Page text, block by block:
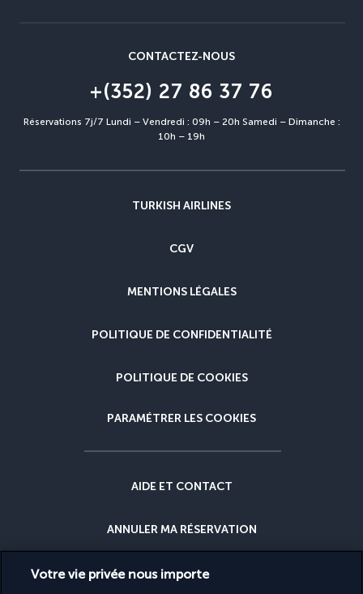
CONTACTEZ-NOUS
+(352) 27 86 37 76
Réservations 7j/7 Lundi – Vendredi : 09h – 20h Samedi – Dimanche :
10h – 19h
TURKISH AIRLINES
CGV
MENTIONS LÉGALES
POLITIQUE DE CONFIDENTIALITÉ
POLITIQUE DE COOKIES
PARAMÉTRER LES COOKIES
AIDE ET CONTACT
ANNULER MA RÉSERVATION
GARANTIE DU MEILLEUR PRIX
Votre vie privée nous importe